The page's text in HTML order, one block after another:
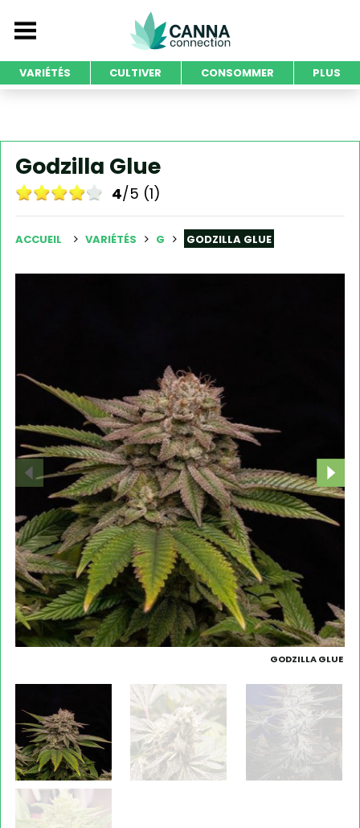
VARIÉTÉS CULTIVER CONSOMMER PLUS
Godzilla Glue
4/5 (1)
ACCUEIL VARIÉTÉS G GODZILLA GLUE
GODZILLA GLUE